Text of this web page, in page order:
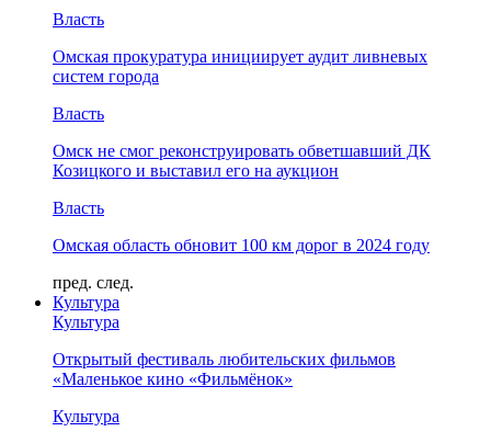
Власть
Омская прокуратура инициирует аудит ливневых
систем города
Власть
Омск не смог реконструировать обветшавший ДК
Козицкого и выставил его на аукцион
Власть
Омская область обновит 100 км дорог в 2024 году
пред. след.
Культура
Культура
Открытый фестиваль любительских фильмов
«Маленькое кино «Фильмёнок»
Культура